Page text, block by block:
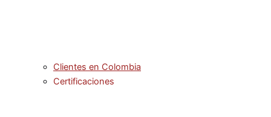
Clientes en Colombia
Certificaciones